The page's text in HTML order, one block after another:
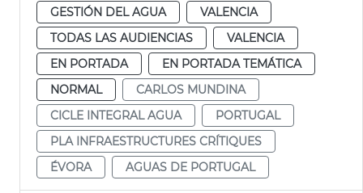
GESTIÓN DEL AGUA
VALENCIA
TODAS LAS AUDIENCIAS
VALENCIA
EN PORTADA
EN PORTADA TEMÁTICA
NORMAL
CARLOS MUNDINA
CICLE INTEGRAL AGUA
PORTUGAL
PLA INFRAESTRUCTURES CRÍTIQUES
ÉVORA
AGUAS DE PORTUGAL